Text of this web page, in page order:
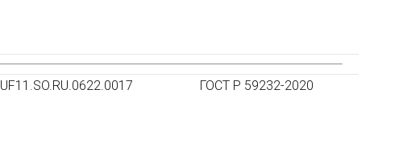
UF11.SO.RU.0622.0017 ГОСТ Р 59232-2020